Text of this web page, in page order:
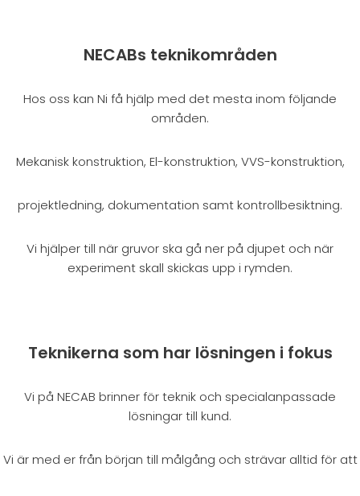
NECABs teknikområden
Hos oss kan Ni få hjälp med det mesta inom följande
områden.
Mekanisk konstruktion, El-konstruktion, VVS-konstruktion,
projektledning, dokumentation samt kontrollbesiktning.
Vi hjälper till när gruvor ska gå ner på djupet och när
experiment skall skickas upp i rymden.
Teknikerna som har lösningen i fokus
Vi på NECAB brinner för teknik och specialanpassade
lösningar till kund.
Vi är med er från början till målgång och strävar alltid för att